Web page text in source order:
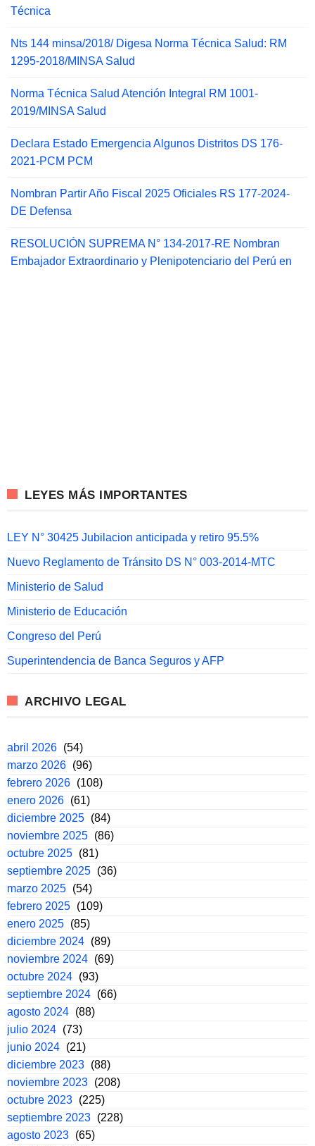
Técnica
Nts 144 minsa/2018/ Digesa Norma Técnica Salud: RM
1295-2018/MINSA Salud
Norma Técnica Salud Atención Integral RM 1001-
2019/MINSA Salud
Declara Estado Emergencia Algunos Distritos DS 176-
2021-PCM PCM
Nombran Partir Año Fiscal 2025 Oficiales RS 177-2024-
DE Defensa
RESOLUCIÓN SUPREMA N° 134-2017-RE Nombran
Embajador Extraordinario y Plenipotenciario del Perú en
LEYES MÁS IMPORTANTES
LEY N° 30425 Jubilacion anticipada y retiro 95.5%
Nuevo Reglamento de Tránsito DS N° 003-2014-MTC
Ministerio de Salud
Ministerio de Educación
Congreso del Perú
Superintendencia de Banca Seguros y AFP
ARCHIVO LEGAL
abril 2026 (54)
marzo 2026 (96)
febrero 2026 (108)
enero 2026 (61)
diciembre 2025 (84)
noviembre 2025 (86)
octubre 2025 (81)
septiembre 2025 (36)
marzo 2025 (54)
febrero 2025 (109)
enero 2025 (85)
diciembre 2024 (89)
noviembre 2024 (69)
octubre 2024 (93)
septiembre 2024 (66)
agosto 2024 (88)
julio 2024 (73)
junio 2024 (21)
diciembre 2023 (88)
noviembre 2023 (208)
octubre 2023 (225)
septiembre 2023 (228)
agosto 2023 (65)